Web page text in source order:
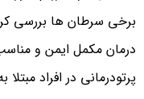
برخی سرطان ها بررسی
درمان مکمل ایمن و
پرتودرمانی در افراد